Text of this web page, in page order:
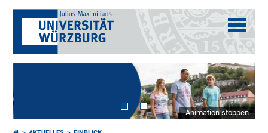
Animation stoppen